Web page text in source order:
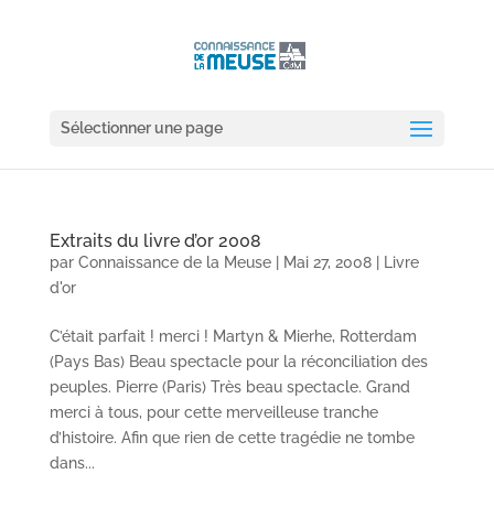
Sélectionner une page
Extraits du livre d’or 2008
par Connaissance de la Meuse| Mai 27, 2008|
Livre
d'or
C’était parfait ! merci ! Martyn & Mierhe, Rotterdam
(Pays Bas) Beau spectacle pour la réconciliation des
peuples. Pierre (Paris) Très beau spectacle. Grand
merci à tous, pour cette merveilleuse tranche
d’histoire. Afin que rien de cette tragédie ne tombe
dans...